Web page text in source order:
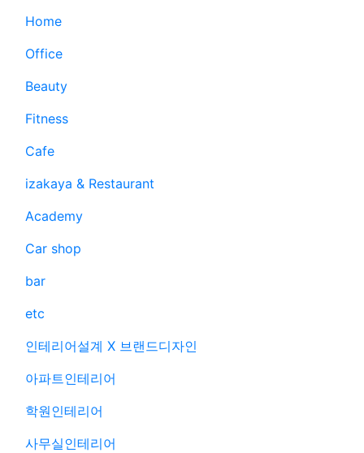
Home
Office
Beauty
Fitness
Cafe
izakaya & Restaurant
Academy
Car shop
bar
etc
인테리어설계 X 브랜드디자인
아파트인테리어
학원인테리어
사무실인테리어